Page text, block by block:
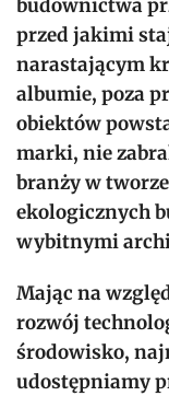
budownictwa
przed jakimi
narastającym
albumie, poza
obiektów
marki, nie
branży w
ekologicznych
wybitnymi
Mając na
rozwój
środowisko,
udostępniamy